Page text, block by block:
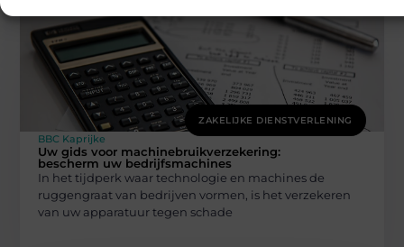
ZAKELIJKE DIENSTVERLENING
BBC Kaprijke
Uw gids voor machinebruikverzekering:
bescherm uw bedrijfsmachines
In het tijdperk waar technologie en machines de
ruggengraat van bedrijven vormen, is het verzekeren
van uw apparatuur tegen schade